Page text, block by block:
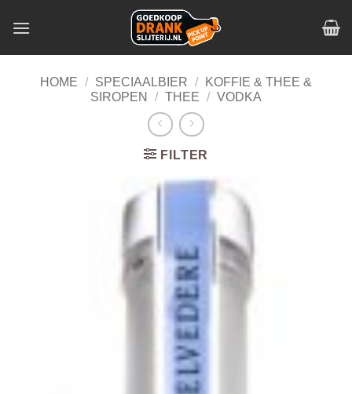
HOME / SPECIAALBIER /
KOFFIE & THEE &
SIROPEN
/ THEE / VODKA
FILTER